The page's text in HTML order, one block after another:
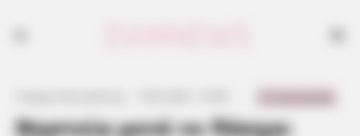
Νηστεία μετά το Πάσχα: